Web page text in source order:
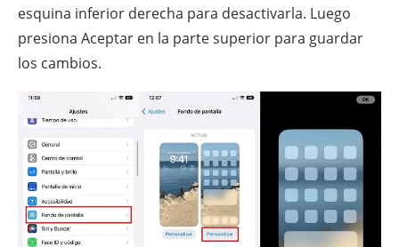
esquina inferior derecha para desactivarla. Luego
presiona Aceptar en la parte superior para guardar
los cambios.